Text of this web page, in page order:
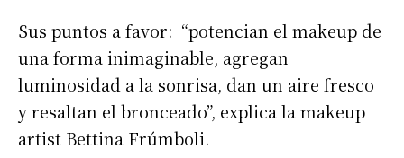
Sus puntos a favor: “potencian el makeup de
una forma inimaginable, agregan
luminosidad a la sonrisa, dan un aire fresco
y resaltan el bronceado”, explica la makeup
artist Bettina Frúmboli.